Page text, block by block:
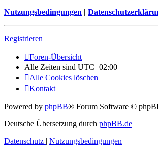
Nutzungsbedingungen |
Registrieren
Foren-Übersicht
Alle Zeiten sind UTC+02:00
Alle Cookies löschen
Kontakt
Powered by phpBB® Forum Software ©
Deutsche Übersetzung durch phpBB.de
Datenschutz | Nutzungsbedingungen